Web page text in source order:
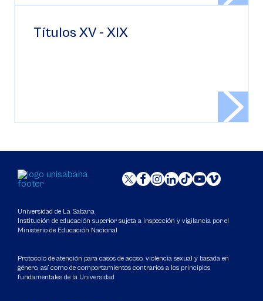
Títulos XV - XIX
Universidad de La Sabana
Institución de educación superior sujeta a inspección y vigilancia por el
Ministerio de Educación Nacional
Protocolo de atención para casos de acoso, violencia sexual y basada en
género, así como de comportamientos contrarios a los principios
fundamentales de la Universidad